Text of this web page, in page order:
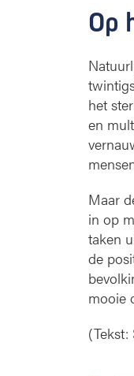
Op
het
en
Maar
in op
taken
de
mooie
(Tekst: